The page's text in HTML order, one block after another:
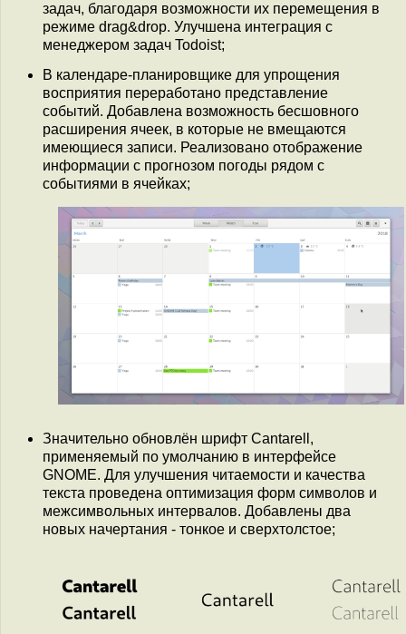
задач, благодаря возможности их перемещения в
режиме drag&drop. Улучшена интеграция с
менеджером задач Todoist;
В календаре-планировщике для упрощения
восприятия переработано представление
событий. Добавлена возможность бесшовного
расширения ячеек, в которые не вмещаются
имеющиеся записи. Реализовано отображение
информации с прогнозом погоды рядом с
событиями в ячейках;
Значительно обновлён шрифт Cantarell,
применяемый по умолчанию в интерфейсе
GNOME. Для улучшения читаемости и качества
текста проведена оптимизация форм символов и
межсимвольных интервалов. Добавлены два
новых начертания - тонкое и сверхтолстое;